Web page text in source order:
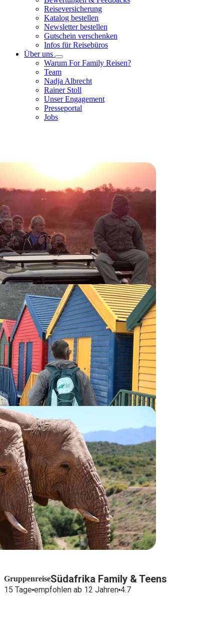
Reiseversicherung
Katalog bestellen
Newsletter bestellen
Gutschein verschenken
Infos für Reisebüros
Über uns
Warum For Family Reisen?
Team
Nadja Albrecht
Rainer Stoll
Unser Engagement
Presseportal
Jobs
GruppenreiseSüdafrika Family & Teens
15 Tage empfohlen ab 12 Jahren 4.7